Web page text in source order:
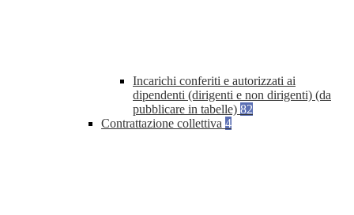
Incarichi conferiti e autorizzati ai
dipendenti (dirigenti e non dirigenti) (da
pubblicare in tabelle) 82
Contrattazione collettiva 4